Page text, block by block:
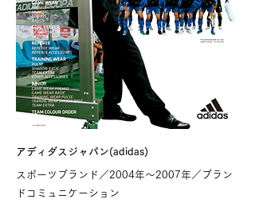
アディダスジャパン(adidas)
スポーツブランド／2004年〜2007年／ブラン
ドコミュニケーション